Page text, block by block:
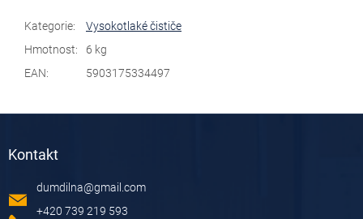
Kategorie:
Vysokotlaké čističe
Hmotnost:
6 kg
EAN: 5903175334497
Kontakt
dumdilna@gmail.com
+420 739 219 593